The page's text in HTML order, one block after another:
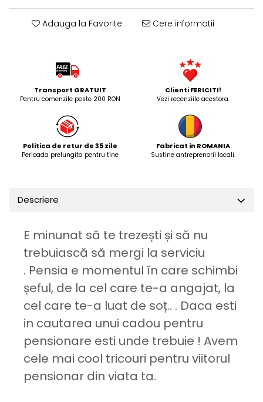
Adauga la Favorite Cere informatii
Transport GRATUIT
Pentru comenzile peste 200 RON
Clienti FERICITI!
Vezi recenziile acestora.
Politica de retur de 35 zile
Perioada prelungita pentru tine
Fabricat in ROMANIA
Sustine antreprenorii locali.
Descriere
E minunat să te trezești și să nu
trebuiască să mergi la serviciu
. Pensia e momentul în care schimbi
șeful, de la cel care te-a angajat, la
cel care te-a luat de soț.. . Daca esti
in cautarea unui cadou pentru
pensionare esti unde trebuie ! Avem
cele mai cool tricouri pentru viitorul
pensionar din viata ta.